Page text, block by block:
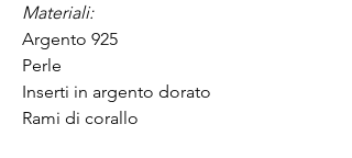
Materiali:
Argento 925
Perle
Inserti in argento dorato
Rami di corallo